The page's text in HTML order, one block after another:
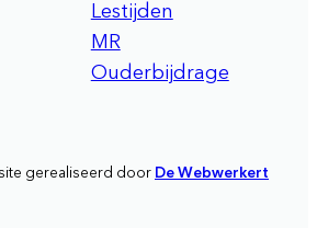
Lestijden
MR
Ouderbijdrage
gerealiseerd door De Webwerkert